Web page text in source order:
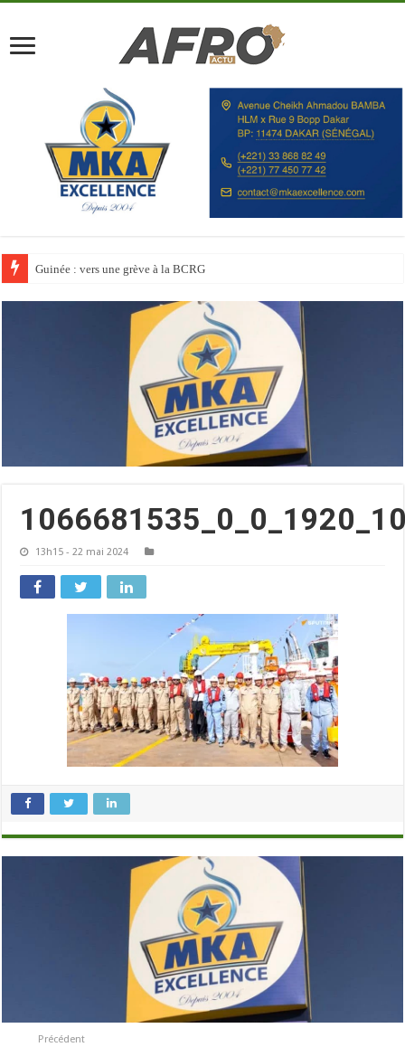
Discours à la Nation : Alassane Ouattara appelle les Ivoiriens à « l’unité,
13h15 - 22 mai 2024
Précédent